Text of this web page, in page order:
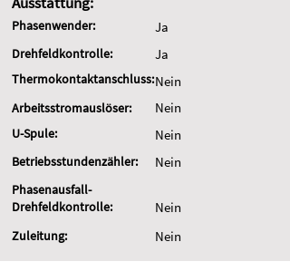
Phasenwender: Ja
Drehfeldkontrolle: Ja
Thermokontaktanschluss:Nein
Arbeitsstromauslöser:
U-Spule:
Nein
Nein
Betriebsstundenzähler: Nein
Phasenausfall-
Drehfeldkontrolle:
Nein
Zuleitung: Nein